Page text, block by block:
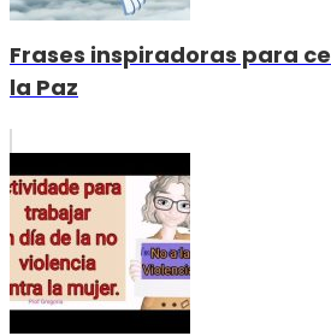
Frases inspiradoras para
la Paz